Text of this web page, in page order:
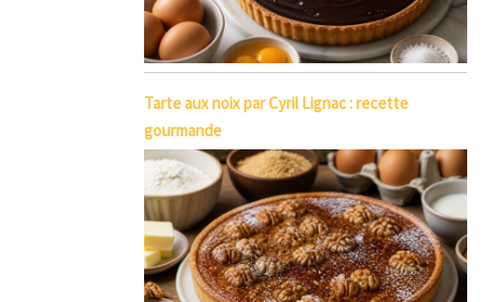
Tarte aux noix par Cyril Lignac : recette
gourmande